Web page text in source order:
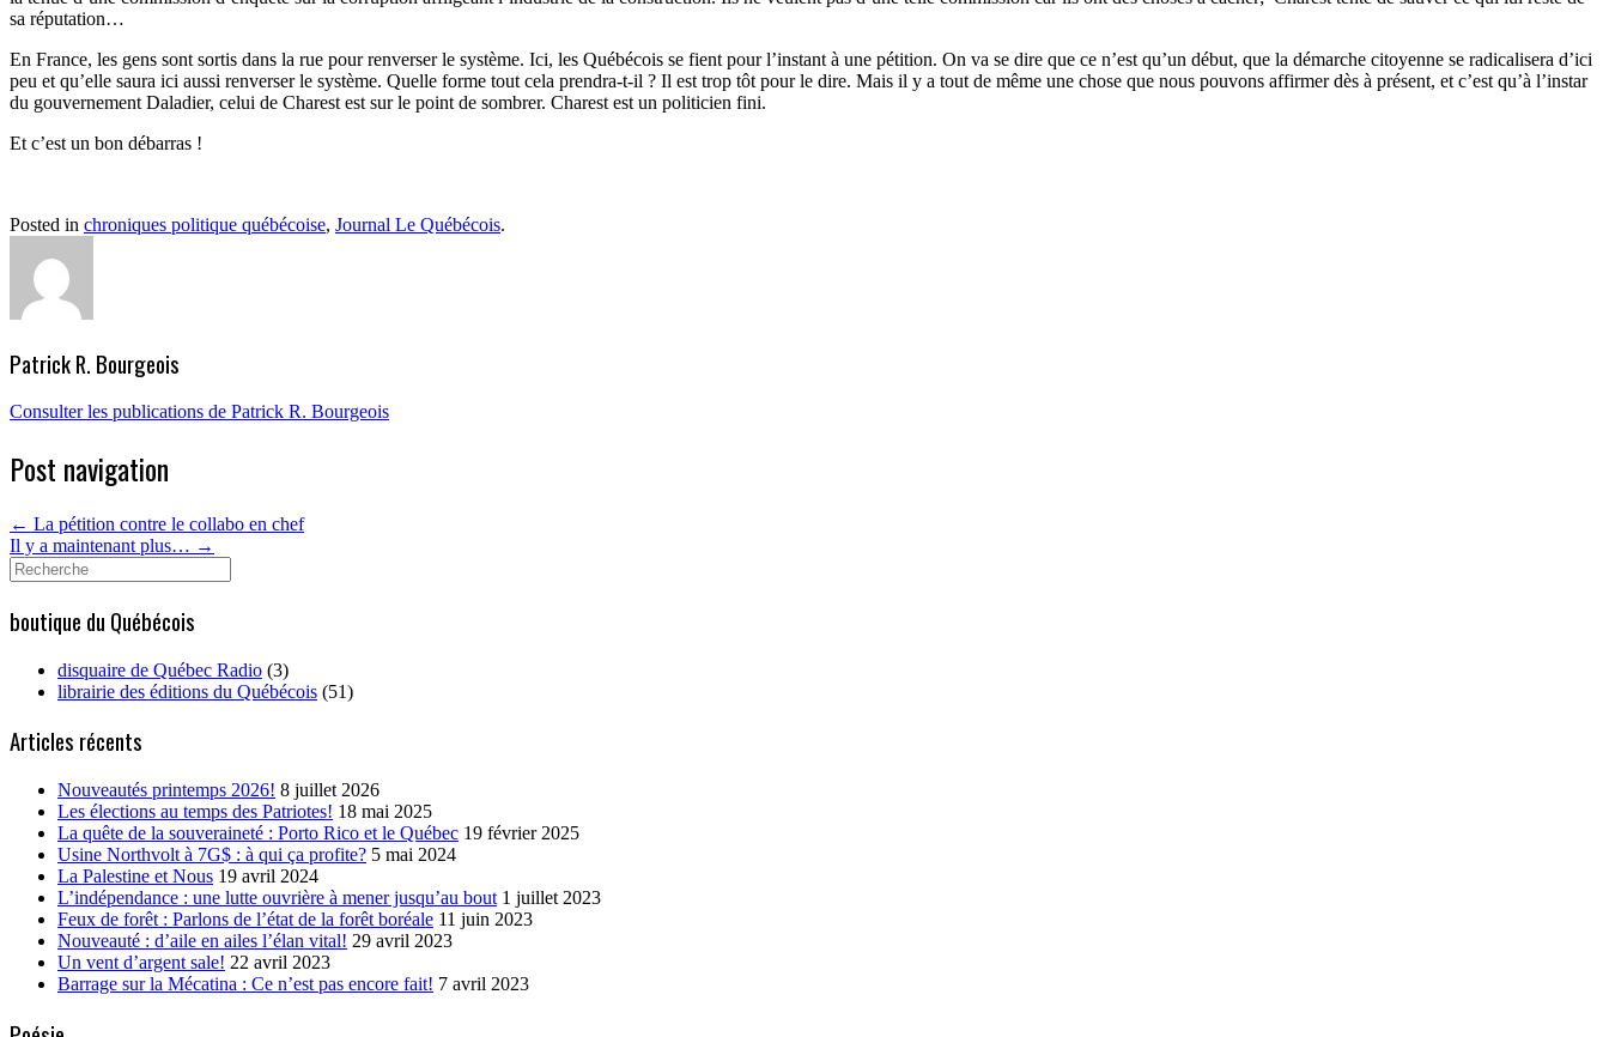
sa réputation…
En France, les gens sont sortis dans la rue pour renverser le système. Ici, les Québécois se fient pour l’instant à une pétition. On va se dire que ce n’est qu’un début, que la démarche citoyenne se radicalisera d’ici
peu et qu’elle saura ici aussi renverser le système. Quelle forme tout cela prendra-t-il ? Il est trop tôt pour le dire. Mais il y a tout de même une chose que nous pouvons affirmer dès à présent, et c’est qu’à l’instar
du gouvernement Daladier, celui de Charest est sur le point de sombrer. Charest est un politicien fini.
Et c’est un bon débarras !
Posted in chroniques politique québécoise, Journal Le Québécois.
Patrick R. Bourgeois
Consulter les publications de Patrick R. Bourgeois
Post navigation
← La pétition contre le collabo en chef
Il y a maintenant plus… →
Search
for:
boutique du Québécois
disquaire de Québec Radio (3)
librairie des éditions du Québécois (51)
Articles récents
Nouveautés printemps 2026! 8 juillet 2026
Les élections au temps des Patriotes! 18 mai 2025
La quête de la souveraineté : Porto Rico et le Québec 19 février 2025
Usine Northvolt à 7G$ : à qui ça profite? 5 mai 2024
La Palestine et Nous 19 avril 2024
L’indépendance : une lutte ouvrière à mener jusqu’au bout 1 juillet 2023
Feux de forêt : Parlons de l’état de la forêt boréale 11 juin 2023
Nouveauté : d’aile en ailes l’élan vital! 29 avril 2023
Un vent d’argent sale! 22 avril 2023
Barrage sur la Mécatina : Ce n’est pas encore fait! 7 avril 2023